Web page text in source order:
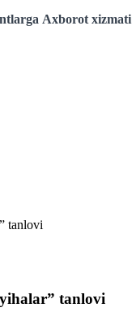
Axborot xizmati
tanlovi
tanlovi